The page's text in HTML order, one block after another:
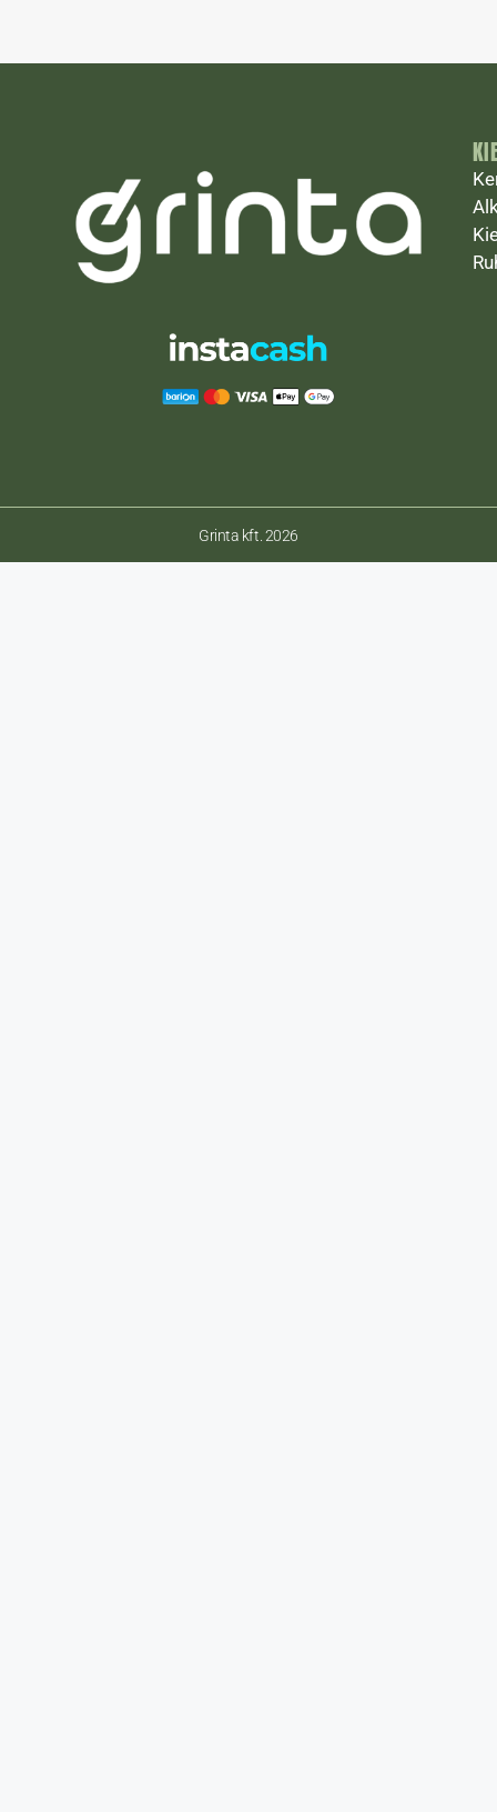
Grinta kft. 2026